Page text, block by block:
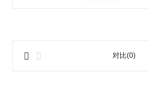
对比(0)